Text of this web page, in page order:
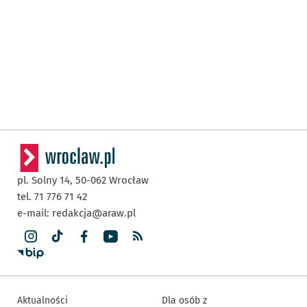
pl. Solny 14, 50-062 Wrocław
tel. 71 776 71 42
e-mail: redakcja@araw.pl
Aktualności
Dla osób z